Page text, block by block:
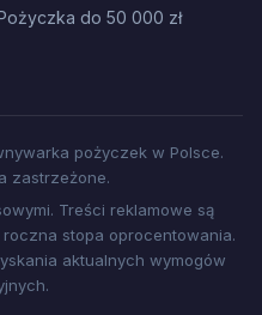
do 50 000 zł
pożyczek w Polsce.
zastrzeżone.
Treści reklamowe są
stopa oprocentowania.
aktualnych wymogów